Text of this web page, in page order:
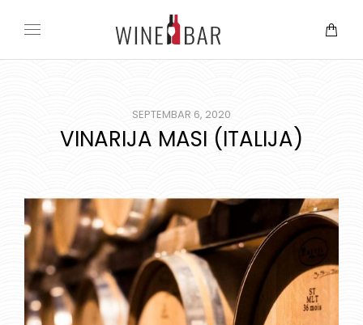
SEPTEMBAR 6, 2020
VINARIJA MASI (ITALIJA)